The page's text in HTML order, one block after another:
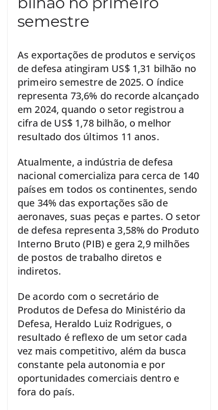
semestre
As exportações de produtos e serviços
de defesa atingiram US$ 1,31 bilhão no
primeiro semestre de 2025. O índice
representa 73,6% do recorde alcançado
em 2024, quando o setor registrou a
cifra de US$ 1,78 bilhão, o melhor
resultado dos últimos 11 anos.
Atualmente, a indústria de defesa
nacional comercializa para cerca de 140
países em todos os continentes, sendo
que 34% das exportações são de
aeronaves, suas peças e partes. O setor
de defesa representa 3,58% do Produto
Interno Bruto (PIB) e gera 2,9 milhões
de postos de trabalho diretos e
indiretos.
De acordo com o secretário de
Produtos de Defesa do Ministério da
Defesa, Heraldo Luiz Rodrigues, o
resultado é reflexo de um setor cada
vez mais competitivo, além da busca
constante pela autonomia e por
oportunidades comerciais dentro e
fora do país.